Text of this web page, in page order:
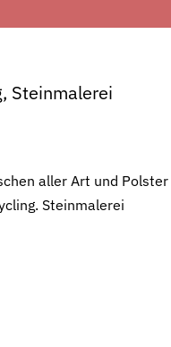
Steinmalerei
aller Art und
Steinmalerei